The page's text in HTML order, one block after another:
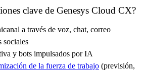
clave de Genesys Cloud CX?
a través de voz, chat, correo
sociales
y bots impulsados por IA
de la fuerza de trabajo (previsión,